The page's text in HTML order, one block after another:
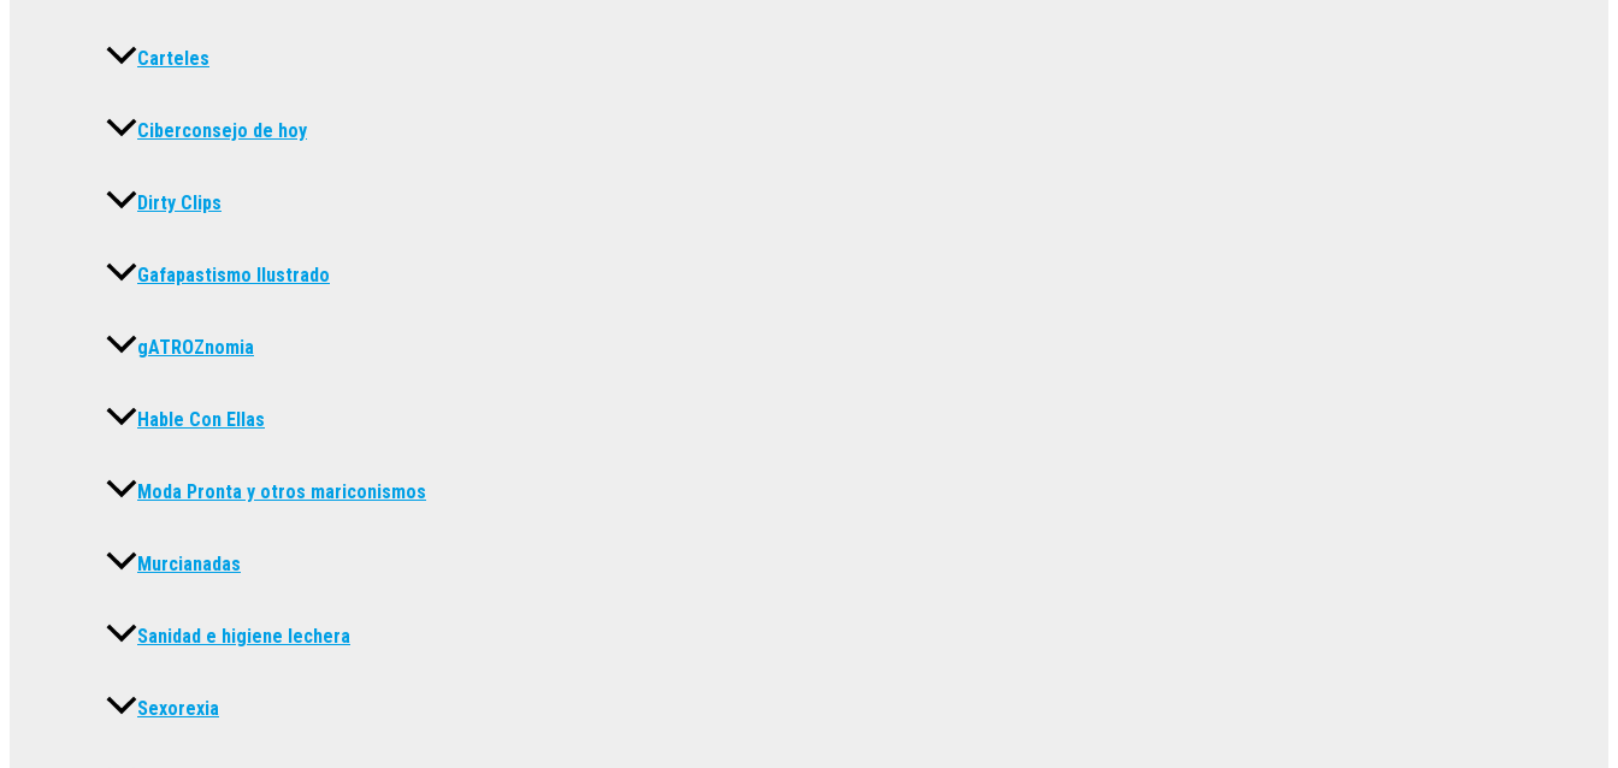
Carteles
Ciberconsejo de hoy
Dirty Clips
Gafapastismo Ilustrado
gATROZnomia
Hable Con Ellas
Moda Pronta y otros mariconismos
Murcianadas
Sanidad e higiene lechera
Sexorexia